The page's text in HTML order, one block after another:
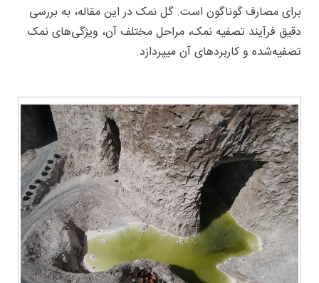
برای مصارف گوناگون است. گل نمک در این مقاله، به بررسی
دقیق فرآیند تصفیه نمک، مراحل مختلف آن، ویژگی‌های نمک
تصفیه‌شده و کاربردهای آن میپردازد.